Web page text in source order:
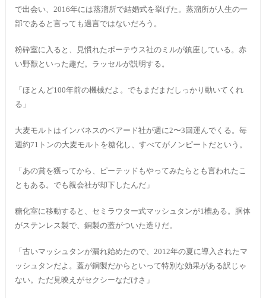
で出会い、2016年には蒸溜所で結婚式を挙げた。蒸溜所が人生の一
部であると言っても過言ではないだろう。
粉砕室に入ると、見慣れたポーテウス社のミルが鎮座している。赤
い野獣といった趣だ。ラッセルが説明する。
「ほとんど100年前の機械だよ。でもまだまだしっかり動いてくれ
る」
大麦モルトはインバネスのベアード社が週に2〜3回運んでくる。毎
週約71トンの大麦モルトを糖化し、すべてがノンピートだという。
「あの賞を獲ってから、ピーテッドもやってみたらとも言われたこ
ともある。でも親会社が却下したんだ」
糖化室に移動すると、セミラウター式マッシュタンが1槽ある。胴体
がステンレス製で、銅製の蓋がついた造りだ。
「古いマッシュタンが漏れ始めたので、2012年の夏に導入されたマ
ッシュタンだよ。蓋が銅製だからといって特別な効果がある訳じゃ
ない。ただ見映えがセクシーなだけさ」